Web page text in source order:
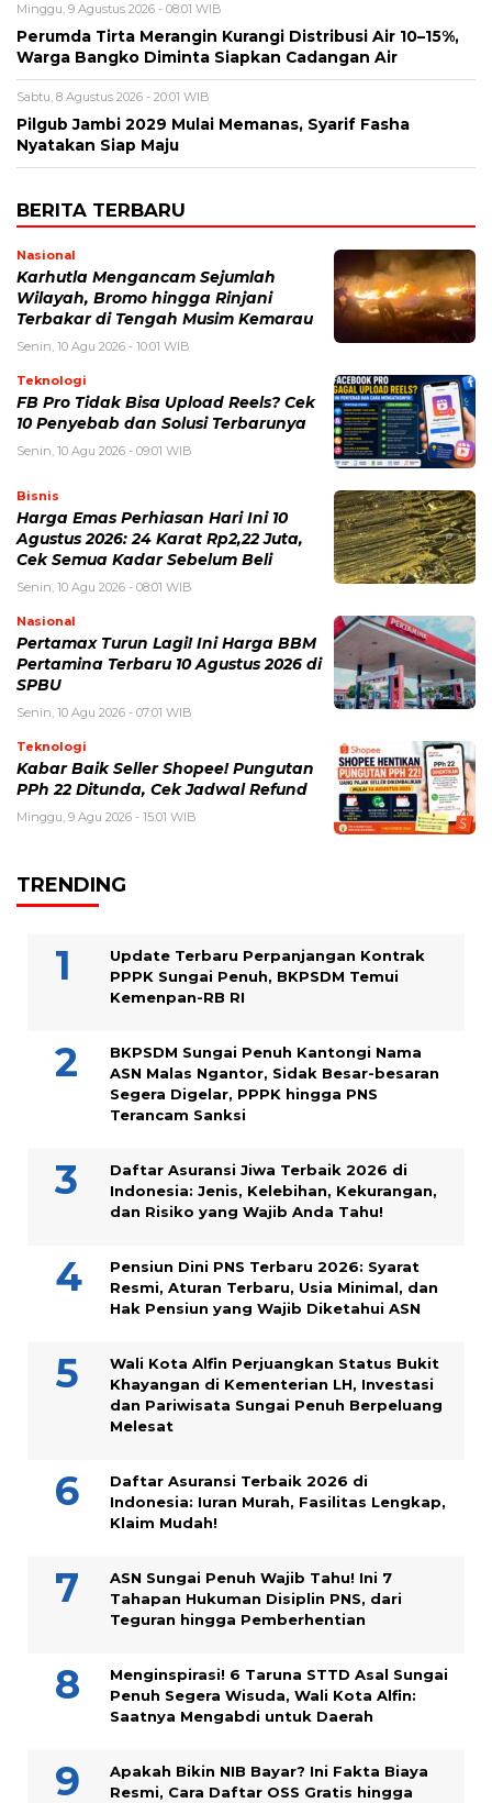
Minggu, 9 Agustus 2026 - 08:01 WIB
Perumda Tirta Merangin Kurangi Distribusi Air 10–15%,
Warga Bangko Diminta Siapkan Cadangan Air
Sabtu, 8 Agustus 2026 - 20:01 WIB
Pilgub Jambi 2029 Mulai Memanas, Syarif Fasha
Nyatakan Siap Maju
BERITA TERBARU
Nasional
Karhutla Mengancam Sejumlah
Wilayah, Bromo hingga Rinjani
Terbakar di Tengah Musim Kemarau
Senin, 10 Agu 2026 - 10:01 WIB
Teknologi
FB Pro Tidak Bisa Upload Reels? Cek
10 Penyebab dan Solusi Terbarunya
Senin, 10 Agu 2026 - 09:01 WIB
Bisnis
Harga Emas Perhiasan Hari Ini 10
Agustus 2026: 24 Karat Rp2,22 Juta,
Cek Semua Kadar Sebelum Beli
Senin, 10 Agu 2026 - 08:01 WIB
Nasional
Pertamax Turun Lagi! Ini Harga BBM
Pertamina Terbaru 10 Agustus 2026 di
SPBU
Senin, 10 Agu 2026 - 07:01 WIB
Teknologi
Kabar Baik Seller Shopee! Pungutan
PPh 22 Ditunda, Cek Jadwal Refund
Minggu, 9 Agu 2026 - 15:01 WIB
TRENDING
Update Terbaru Perpanjangan Kontrak
PPPK Sungai Penuh, BKPSDM Temui
Kemenpan-RB RI
BKPSDM Sungai Penuh Kantongi Nama
ASN Malas Ngantor, Sidak Besar-besaran
Segera Digelar, PPPK hingga PNS
Terancam Sanksi
Daftar Asuransi Jiwa Terbaik 2026 di
Indonesia: Jenis, Kelebihan, Kekurangan,
dan Risiko yang Wajib Anda Tahu!
Pensiun Dini PNS Terbaru 2026: Syarat
Resmi, Aturan Terbaru, Usia Minimal, dan
Hak Pensiun yang Wajib Diketahui ASN
Wali Kota Alfin Perjuangkan Status Bukit
Khayangan di Kementerian LH, Investasi
dan Pariwisata Sungai Penuh Berpeluang
Melesat
Daftar Asuransi Terbaik 2026 di
Indonesia: Iuran Murah, Fasilitas Lengkap,
Klaim Mudah!
ASN Sungai Penuh Wajib Tahu! Ini 7
Tahapan Hukuman Disiplin PNS, dari
Teguran hingga Pemberhentian
Menginspirasi! 6 Taruna STTD Asal Sungai
Penuh Segera Wisuda, Wali Kota Alfin:
Saatnya Mengabdi untuk Daerah
Apakah Bikin NIB Bayar? Ini Fakta Biaya
Resmi, Cara Daftar OSS Gratis hingga